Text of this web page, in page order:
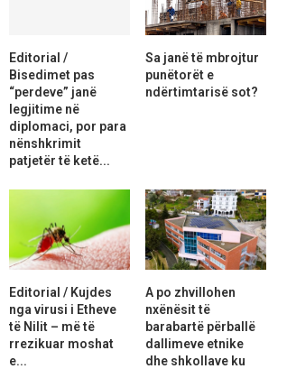
Editorial /
Bisedimet pas
“perdeve” janë
legjitime në
diplomaci, por para
nënshkrimit
patjetër të ketë...
Sa janë të mbrojtur
punëtorët e
ndërtimtarisë sot?
Editorial / Kujdes
nga virusi i Etheve
të Nilit – më të
rrezikuar moshat
e...
A po zhvillohen
nxënësit të
barabartë përballë
dallimeve etnike
dhe shkollave ku